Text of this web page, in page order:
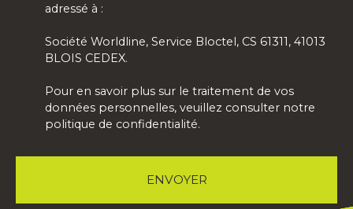
adressé à :
Société Worldline, Service Bloctel, CS 61311, 41013
BLOIS CEDEX.
Pour en savoir plus sur le traitement de vos
données personnelles, veuillez consulter notre
politique de confidentialité.
ENVOYER